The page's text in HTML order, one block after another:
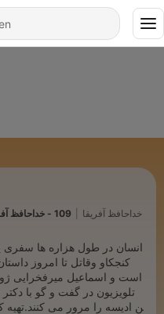
خداحافظ آفریقا 109 - خداحافظ آفریقا: قسمت بیست و هشتم
انسان در طول هزاره ها
کنجکاو وقاتل تا امروز
است و اسماعیل میرفخرایی
تلویزیون در گفت و گو با
این ادیسه را مرور می